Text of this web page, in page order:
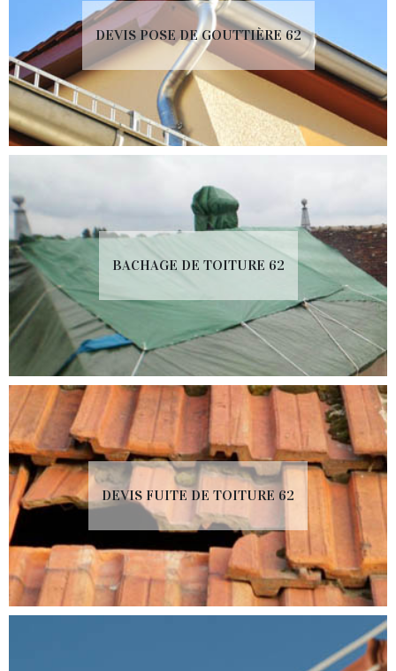
DEVIS POSE DE GOUTTIÈRE 62
BACHAGE DE TOITURE 62
DEVIS FUITE DE TOITURE 62